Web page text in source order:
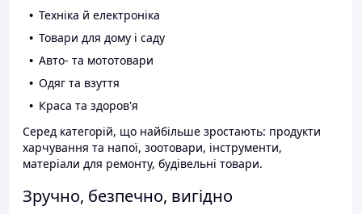
Техніка й електроніка
Товари для дому і саду
Авто- та мототовари
Одяг та взуття
Краса та здоров'я
Серед категорій, що найбільше зростають: продукти
харчування та напої, зоотовари, інструменти,
матеріали для ремонту, будівельні товари.
Зручно, безпечно, вигідно